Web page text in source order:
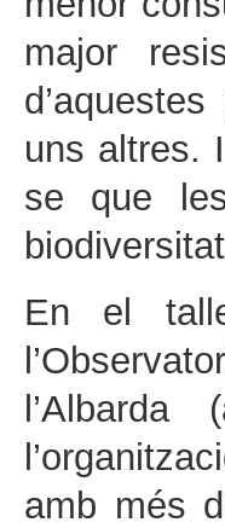
major
uns altres.
se que
En el
amb més